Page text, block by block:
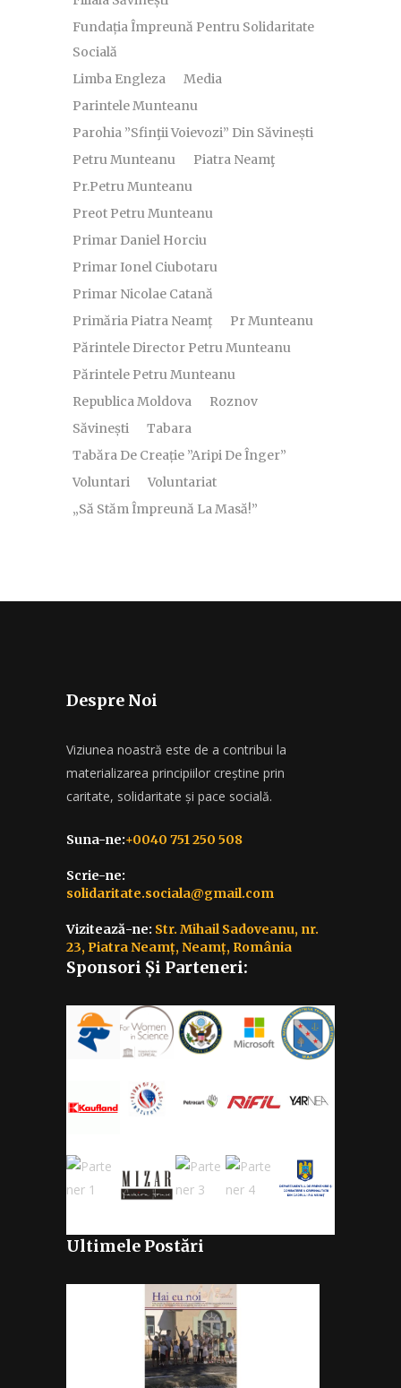
Fundația Împreună Pentru Solidaritate
Socială
Limba Engleza
Media
Parintele Munteanu
Parohia ”Sfinţii Voievozi” Din Săvinești
Petru Munteanu
Piatra Neamţ
Pr.Petru Munteanu
Preot Petru Munteanu
Primar Daniel Horciu
Primar Ionel Ciubotaru
Primar Nicolae Catană
Primăria Piatra Neamț
Pr Munteanu
Părintele Director Petru Munteanu
Părintele Petru Munteanu
Republica Moldova
Roznov
Săvinești
Tabara
Tabăra De Creație ”Aripi De Înger”
Voluntari
Voluntariat
„Să Stăm Împreună La Masă!”
Despre Noi
Viziunea noastră este de a contribui la
materializarea principiilor creștine prin
caritate, solidaritate și pace socială.
Suna-ne:+0040 751 250 508
Scrie-ne:
solidaritate.sociala@gmail.com
Vizitează-ne: Str. Mihail Sadoveanu, nr.
23, Piatra Neamț, Neamț, România
Sponsori Și Parteneri:
Ultimele Postări